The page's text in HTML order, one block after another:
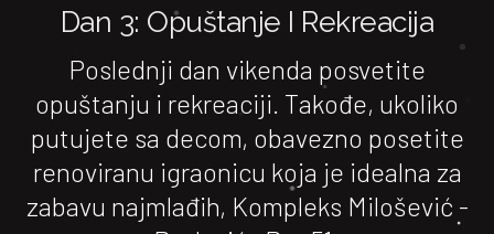
Dan 3: Opuštanje I Rekreacija
Poslednji dan vikenda posvetite
opuštanju i rekreaciji. Takođe, ukoliko
putujete sa decom, obavezno posetite
renoviranu igraonicu koja je idealna za
zabavu najmlađih, Kompleks Milošević -